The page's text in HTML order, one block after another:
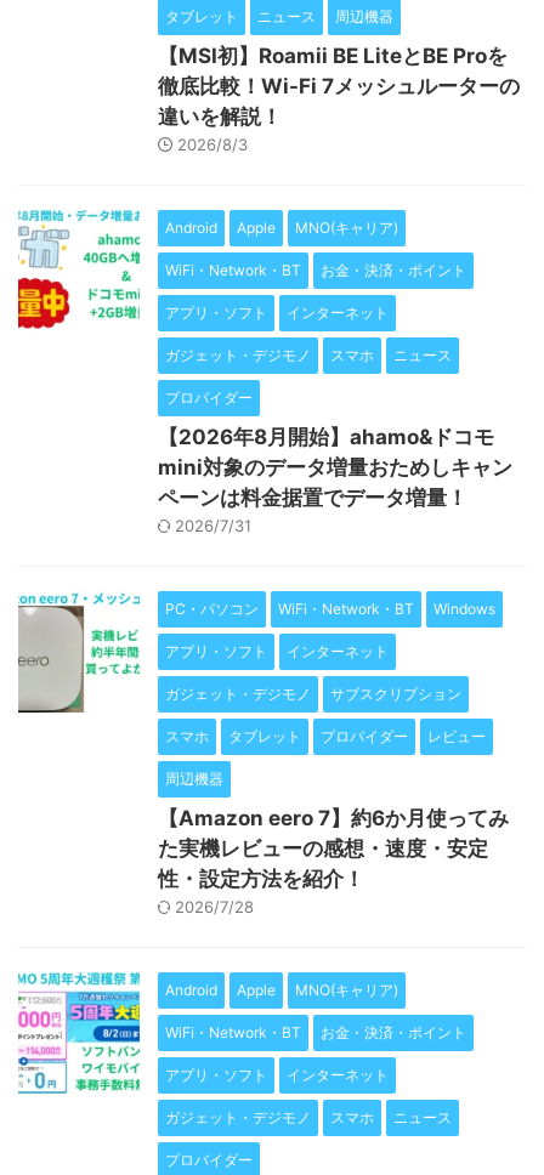
タブレット ニュース 周辺機器
【MSI初】Roamii BE LiteとBE Proを
徹底比較！Wi-Fi 7メッシュルーターの
違いを解説！
2026/8/3
Android Apple MNO(キャリア)
WiFi・Network・BT お金・決済・ポイント
アプリ・ソフト インターネット
ガジェット・デジモノ スマホ ニュース
プロバイダー
【2026年8月開始】ahamo&ドコモ
mini対象のデータ増量おためしキャン
ペーンは料金据置でデータ増量！
2026/7/31
PC・パソコン WiFi・Network・BT Windows
アプリ・ソフト インターネット
ガジェット・デジモノ サブスクリプション
スマホ タブレット プロバイダー レビュー
周辺機器
【Amazon eero 7】約6か月使ってみ
た実機レビューの感想・速度・安定
性・設定方法を紹介！
2026/7/28
Android Apple MNO(キャリア)
WiFi・Network・BT お金・決済・ポイント
アプリ・ソフト インターネット
ガジェット・デジモノ スマホ ニュース
プロバイダー